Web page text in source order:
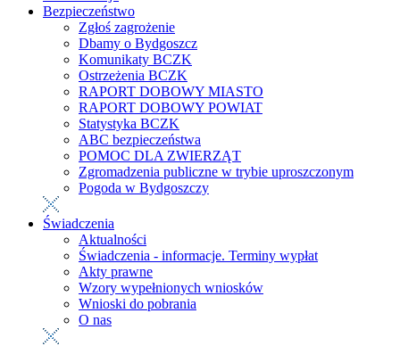
Bezpieczeństwo
Zgłoś zagrożenie
Dbamy o Bydgoszcz
Komunikaty BCZK
Ostrzeżenia BCZK
RAPORT DOBOWY MIASTO
RAPORT DOBOWY POWIAT
Statystyka BCZK
ABC bezpieczeństwa
POMOC DLA ZWIERZĄT
Zgromadzenia publiczne w trybie uproszczonym
Pogoda w Bydgoszczy
Świadczenia
Aktualności
Świadczenia - informacje. Terminy wypłat
Akty prawne
Wzory wypełnionych wniosków
Wnioski do pobrania
O nas